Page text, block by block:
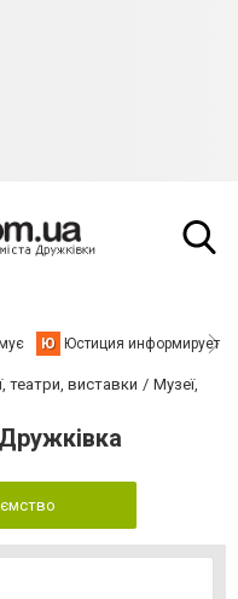
Ю Юстиция информирует
театри, виставки
Музеї,